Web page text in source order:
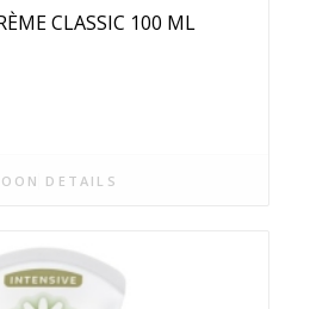
CLASSIC 100 ML
DETAILS